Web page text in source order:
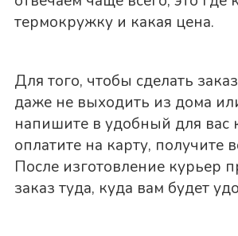
термокружку и какая цена.
Для того, чтобы сделать
даже не выходить из дома
напишите в удобный для вас
оплатите на карту, получите
После изготовление курьер
заказ туда, куда вам будет